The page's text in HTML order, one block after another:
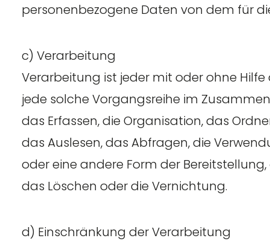
personenbezogene Daten von dem für
c) Verarbeitung
Verarbeitung ist jeder mit oder ohne
jede solche Vorgangsreihe im
das Erfassen, die Organisation, das
das Auslesen, das Abfragen, die
oder eine andere Form der
das Löschen oder die Vernichtung.
d) Einschränkung der Verarbeitung